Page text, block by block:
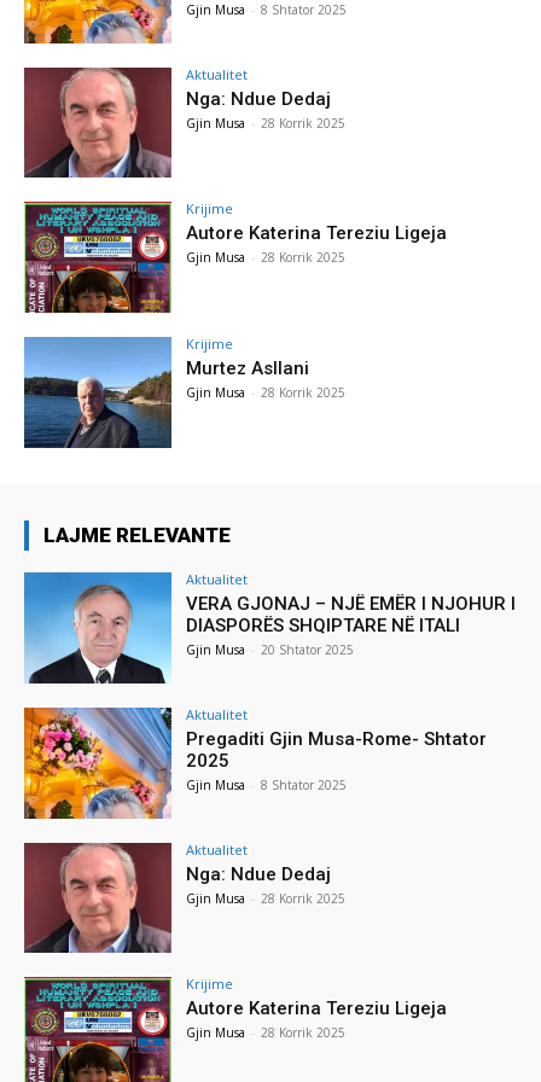
Gjin Musa - 8 Shtator 2025
Aktualitet
Nga: Ndue Dedaj
Gjin Musa - 28 Korrik 2025
Krijime
Autore Katerina Tereziu Ligeja
Gjin Musa - 28 Korrik 2025
Krijime
Murtez Asllani
Gjin Musa - 28 Korrik 2025
LAJME RELEVANTE
Aktualitet
VERA GJONAJ – NJË EMËR I NJOHUR I
DIASPORËS SHQIPTARE NË ITALI
Gjin Musa - 20 Shtator 2025
Aktualitet
Pregaditi Gjin Musa-Rome- Shtator
2025
Gjin Musa - 8 Shtator 2025
Aktualitet
Nga: Ndue Dedaj
Gjin Musa - 28 Korrik 2025
Krijime
Autore Katerina Tereziu Ligeja
Gjin Musa - 28 Korrik 2025